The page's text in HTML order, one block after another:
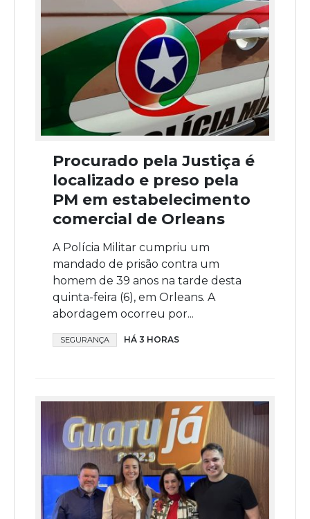
Procurado pela Justiça é
localizado e preso pela
PM em estabelecimento
comercial de Orleans
A Polícia Militar cumpriu um
mandado de prisão contra um
homem de 39 anos na tarde desta
quinta-feira (6), em Orleans. A
abordagem ocorreu por...
SEGURANÇA HÁ 3 HORAS